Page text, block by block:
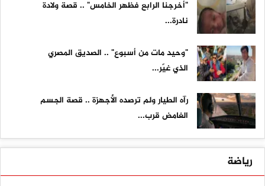
"أخرجنا الرابع فظهر الخامس" .. قصة ولادة
نادرة...
"وحيد مات من أسبوع" .. الصديق المصري
الذي غيّر...
رآه الطيار ولم ترصده الأجهزة .. قصة الجسم
الغامض قرب...
رياضة